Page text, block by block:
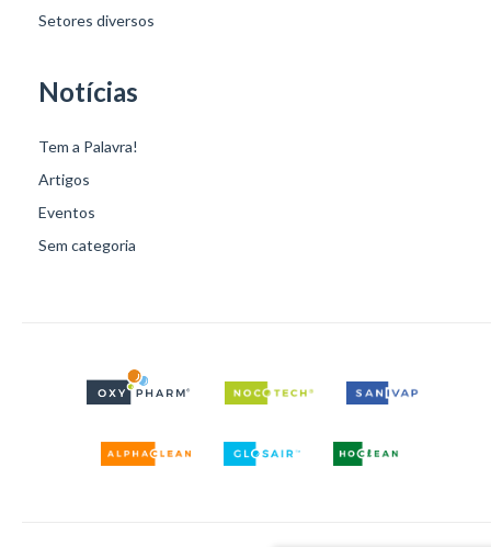
Setores diversos
Notícias
Tem a Palavra!
Artigos
Eventos
Sem categoria